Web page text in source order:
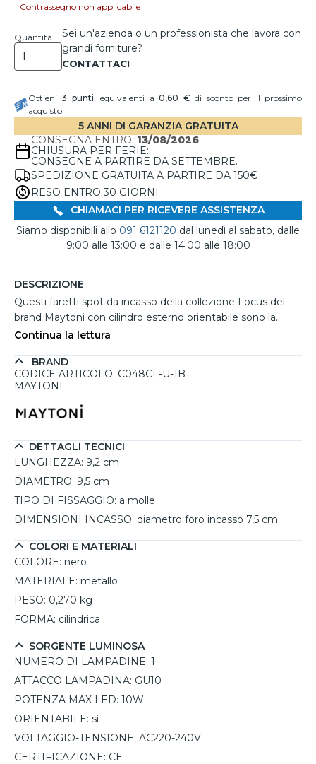
Contrassegno non applicabile
Quantità
Sei un'azienda o un professionista che lavora con
grandi forniture?
Ottieni3 punti, equivalenti a0,60 €di sconto per il prossimo
acquisto
5 ANNI DI GARANZIA GRATUITA
CONSEGNA ENTRO: 13/08/2026
CHIUSURA PER FERIE:
CONSEGNE A PARTIRE DA SETTEMBRE.
SPEDIZIONE GRATUITA A PARTIRE DA 150€
RESO ENTRO 30 GIORNI
CHIAMACI PER RICEVERE ASSISTENZA
Siamo disponibili allo 091 6121120 dal lunedì al sabato, dalle
9:00 alle 13:00 e dalle 14:00 alle 18:00
DESCRIZIONE
Questi faretti spot da incasso della collezione Focus del
brand Maytoni con cilindro esterno orientabile sono la
scelta perfetta per creare un'illuminazione raffinata e
armoniosamente in ambienti moderni o tradizionali,
valorizzando l'arredamento con un tocco di stile.
luminoso, ideale per illuminare specifici dettagli o creare
controsoffittati garantisce praticità e stabilità, rendendo
questi faretti perfetti sia per abitazioni private, come
showroom e gallerie d'arte. L'uso di lampadine LED GU10
offre efficienza energetica e personalizzazione della
luminosità.
Continua la lettura
BRAND
CODICE ARTICOLO: C048CL-U-1B
MAYTONI
DETTAGLI TECNICI
LUNGHEZZA: 9,2 cm
DIAMETRO: 9,5 cm
TIPO DI FISSAGGIO: a molle
DIMENSIONI INCASSO: diametro foro incasso 7,5 cm
COLORI E MATERIALI
COLORE: nero
MATERIALE: metallo
PESO: 0,270 kg
FORMA: cilindrica
SORGENTE LUMINOSA
NUMERO DI LAMPADINE: 1
ATTACCO LAMPADINA: GU10
POTENZA MAX LED: 10W
ORIENTABILE: sì
VOLTAGGIO-TENSIONE: AC220-240V
CERTIFICAZIONE: CE